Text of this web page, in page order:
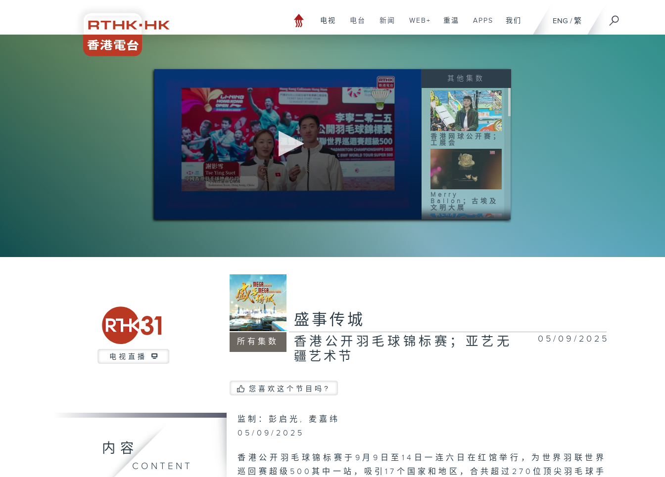
ENG / 繁
电视 电台 新闻 WEB+ 重温 APPS 我们
0
其他集数
香港网球公开赛；
工展会
Merry
Ballon；古埃及
文明大展
香港网球公开赛；
电视直播
所有集数
盛事传城
香港公开羽毛球锦标赛；亚艺无
疆艺术节
05/09/2025
您喜欢这个节目吗?
内容
CONTENT
监制：彭启光, 麦嘉纬
05/09/2025
香港公开羽毛球锦标赛于9月9日至14日一连六日在红馆举行，为世界羽联世界
巡回赛超级500其中一站，吸引17个国家和地区，合共超过270位顶尖羽毛球手